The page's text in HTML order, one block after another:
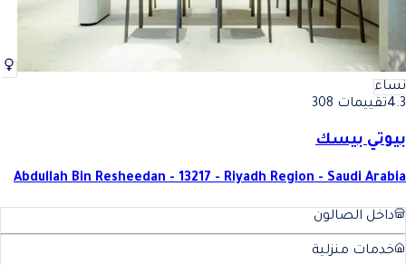
نساء
4.3تقييمات 308
بيوتي بيسك
Abdullah Bin Resheedan - 13217 - Riyadh Region - Saudi Arabia
داخل الصالون
خدمات منزلية